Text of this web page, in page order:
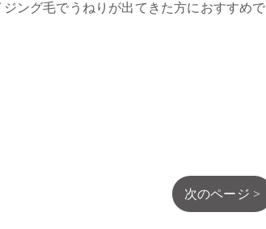
ング毛でうねりが出てきた方におすすめで
次のページ >